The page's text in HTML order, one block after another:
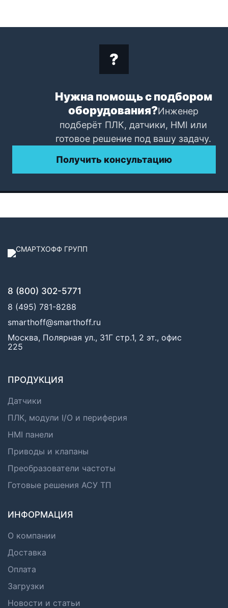
Нужна помощь с подбором
оборудования?Инженер
подберёт ПЛК, датчики, HMI или
готовое решение под вашу задачу.
Получить консультацию
8 (800) 302-5771
8 (495) 781-8288
smarthoff@smarthoff.ru
Москва, Полярная ул., 31Г стр.1, 2 эт., офис
225
ПРОДУКЦИЯ
Датчики
ПЛК, модули I/O и периферия
HMI панели
Приводы и клапаны
Преобразователи частоты
Готовые решения АСУ ТП
ИНФОРМАЦИЯ
О компании
Доставка
Оплата
Загрузки
Новости и статьи